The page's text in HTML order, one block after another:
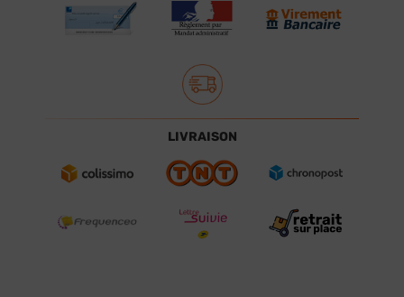
LIVRAISON